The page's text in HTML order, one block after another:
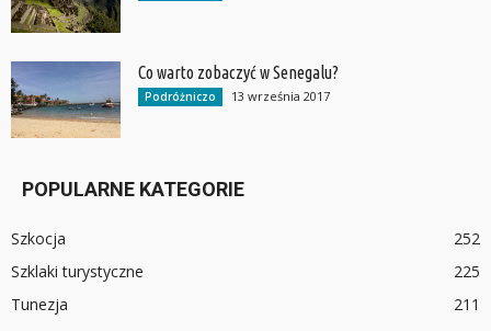
Co warto zobaczyć w Senegalu?
Podróżniczo 13 września 2017
POPULARNE KATEGORIE
Szkocja
252
Szklaki turystyczne
225
Tunezja
211